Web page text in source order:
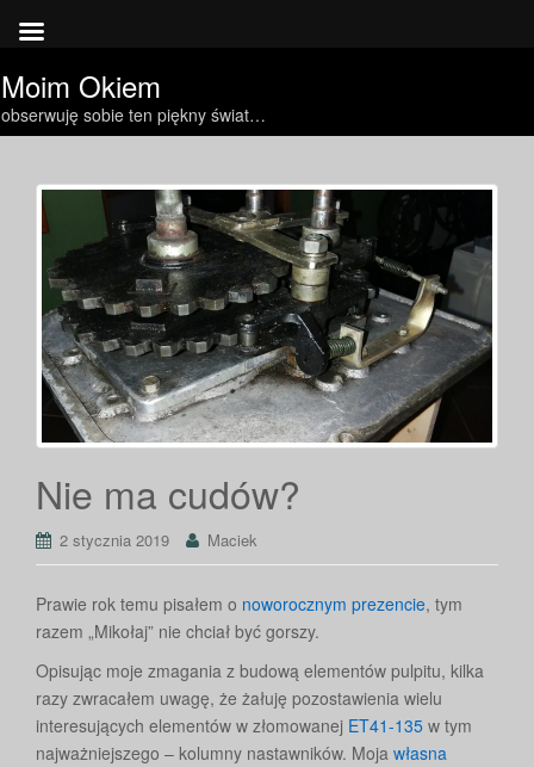
Moim Okiem
obserwuję sobie ten piękny świat…
Nie ma cudów?
2 stycznia 2019 Maciek
Prawie rok temu pisałem o noworocznym prezencie, tym
razem „Mikołaj” nie chciał być gorszy.
Opisując moje zmagania z budową elementów pulpitu, kilka
razy zwracałem uwagę, że żałuję pozostawienia wielu
interesujących elementów w złomowanej ET41-135 w tym
najważniejszego – kolumny nastawników. Moja własna